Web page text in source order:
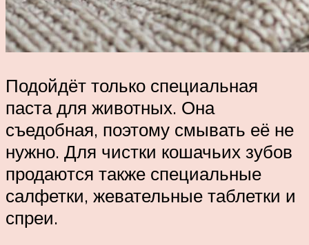
Подойдёт только специальная
паста для животных. Она
съедобная, поэтому смывать её не
нужно. Для чистки кошачьих зубов
продаются также специальные
салфетки, жевательные таблетки и
спреи.